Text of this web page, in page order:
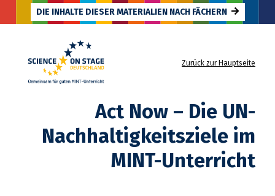
DIE INHALTE DIESER MATERIALIEN NACH FÄCHERN
Zurück zur Hauptseite
Zurück zur Hauptseite
Act Now – Die UN-
Nachhaltigkeitsziele im
MINT-Unterricht